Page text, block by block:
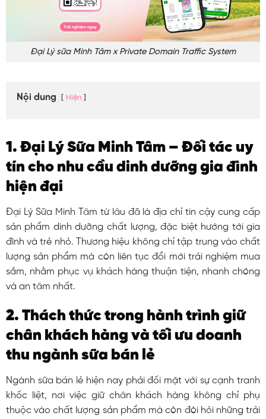
Đại Lý sữa Minh Tâm x Private Domain Traffic System
Nội dung Hiện
1. Đại Lý Sữa Minh Tâm – Đối tác uy
tín cho nhu cầu dinh dưỡng gia đình
hiện đại
Đại Lý Sữa Minh Tâm từ lâu đã là địa chỉ tin cậy cung cấp
sản phẩm dinh dưỡng chất lượng, đặc biệt hướng tới gia
đình và trẻ nhỏ. Thương hiệu không chỉ tập trung vào chất
lượng sản phẩm mà còn liên tục đổi mới trải nghiệm mua
sắm, nhằm phục vụ khách hàng thuận tiện, nhanh chóng
và an tâm nhất.
2. Thách thức trong hành trình giữ
chân khách hàng và tối ưu doanh
thu ngành sữa bán lẻ
Ngành sữa bán lẻ hiện nay phải đối mặt với sự cạnh tranh
khốc liệt, nơi việc giữ chân khách hàng không chỉ phụ
thuộc vào chất lượng sản phẩm mà còn đòi hỏi những trải